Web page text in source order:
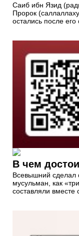
Саиб ибн Язид
Пророк
остались после
В чем
Всевышний сделал
мусульман, как
составляли